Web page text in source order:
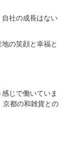
社の成長はない
の笑顔と幸福と
じで働いていま
京都の和雑貨との